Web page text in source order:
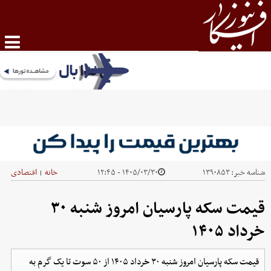
شناسه خبر:۱۳۹۰۸۵۳ ۱۴۰۵/۰۳/۳۰ - ۱۲:۴۵ خانه | اقتصادی
قیمت سکه پارسیان امروز شنبه ۳۰
خرداد ۱۴۰۵
قیمت سکه پارسیان امروز شنبه ۳۰ خرداد ۱۴۰۵ از ۵۰ سوت تا یک گرم به